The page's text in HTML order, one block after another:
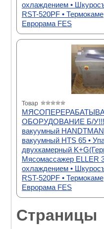
охлаждением •
RST-520PF •
Еврорама FES
Товар
ОБОРУДОВАНИЕ Б/У!!!
вакуумный
вакуумный HTS 65 •
двухкамерный
Мясомассажер ELLER
охлаждением •
RST-520PF •
Еврорама FES
Страницы